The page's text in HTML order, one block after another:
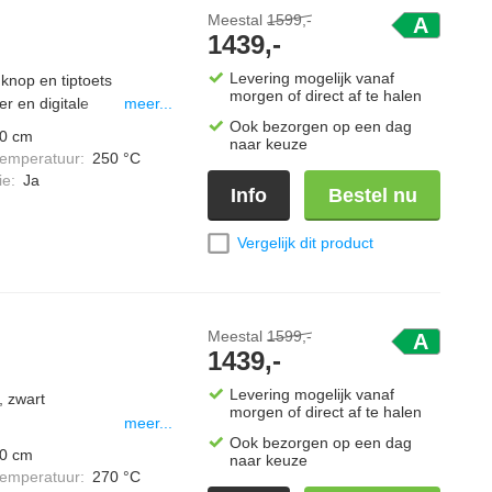
terwijl verstelbare
2 sets
aansturen. Kookplaat
met slimme
1600 W / 1850 W
mm zone 2300 W /
3700 W Met de snelle
kinderbeveiliging
en
De ruime
Meegeleverd: 2 sets
en tiptoets
en digitale
meer...
cm
: 250 °C
: Ja
A
Meestal 1599,-
1439,-
Levering mogelijk vanaf
morgen of direct af te halen
Ook bezorgen op een dag
naar keuze
Info Bestel nu
Vergelijk dit product
zwart
meer...
cm
: 270 °C
A
Meestal 1599,-
1439,-
Levering mogelijk vanaf
morgen of direct af te halen
Ook bezorgen op een dag
naar keuze